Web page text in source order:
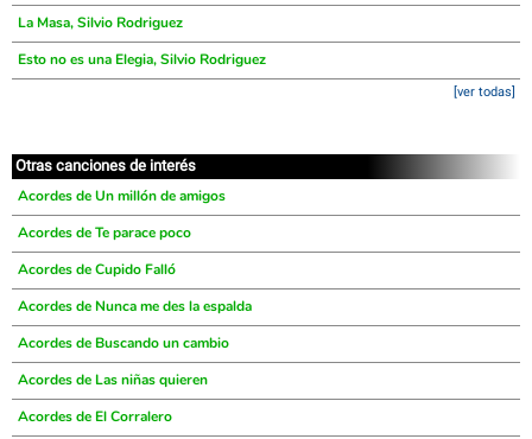
La Masa, Silvio Rodriguez
Esto no es una Elegia, Silvio Rodriguez
[ver todas]
Otras canciones de interés
Acordes de Un millón de amigos
Acordes de Te parace poco
Acordes de Cupido Falló
Acordes de Nunca me des la espalda
Acordes de Buscando un cambio
Acordes de Las niñas quieren
Acordes de El Corralero